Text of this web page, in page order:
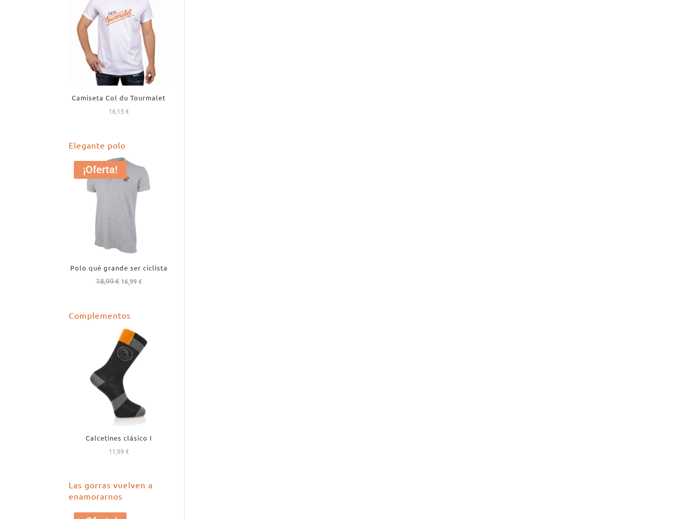
Camiseta Col du Tourmalet
16,15 €
Elegante polo
¡Oferta!
Polo qué grande ser ciclista
18,99€ El
era:
18,99 €.
16,99 €El
Complementos
Calcetines clásico I
11,99 €
Las gorras vuelven a
enamorarnos